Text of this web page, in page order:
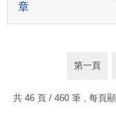
章
第一頁
共 46 頁 / 460 筆 , 每頁